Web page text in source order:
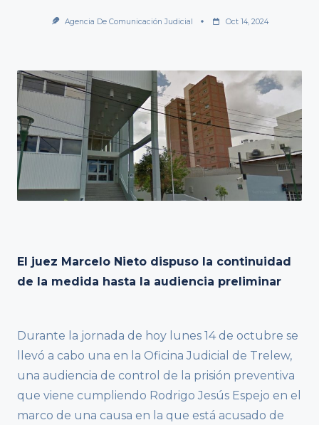
Agencia De Comunicación Judicial Oct 14, 2024
El juez Marcelo Nieto dispuso la continuidad
de la medida hasta la audiencia preliminar
Durante la jornada de hoy lunes 14 de octubre se
llevó a cabo una en la Oficina Judicial de Trelew,
una audiencia de control de la prisión preventiva
que viene cumpliendo Rodrigo Jesús Espejo en el
marco de una causa en la que está acusado de